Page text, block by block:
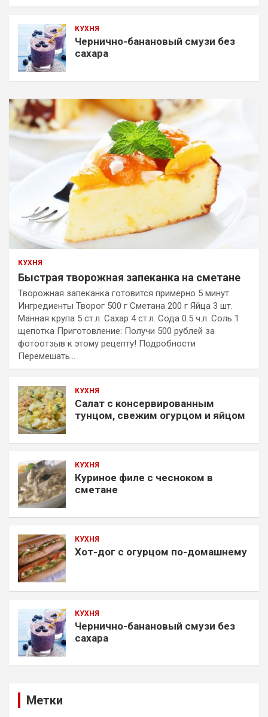
КУХНЯ
Чернично-банановый смузи без
сахара
КУХНЯ
Быстрая творожная запеканка на сметане
Творожная запеканка готовится примерно 5 минут.
Ингредиенты Творог 500 г Сметана 200 г Яйца 3 шт.
Манная крупа 5 ст.л. Сахар 4 ст.л. Сода 0.5 ч.л. Соль 1
щепотка Приготовление: Получи 500 рублей за
фотоотзыв к этому рецепту! Подробности
Перемешать…
КУХНЯ
Салат с консервированным
тунцом, свежим огурцом и яйцом
КУХНЯ
Куриное филе с чесноком в
сметане
КУХНЯ
Хот-дог с огурцом по-домашнему
КУХНЯ
Чернично-банановый смузи без
сахара
Метки